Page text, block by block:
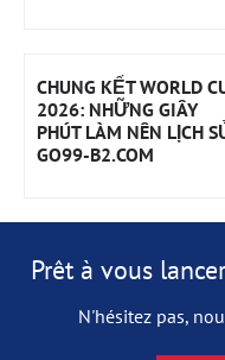
CHUNG KẾT WORLD
2026: NHỮNG GIÂY
PHÚT LÀM NÊN LỊCH
GO99-B2.COM
Prêt à vous
N'hésitez pas,